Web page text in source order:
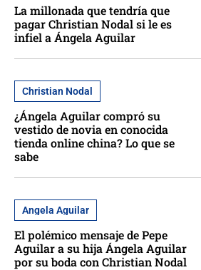
La millonada que tendría que
pagar Christian Nodal si le es
infiel a Ángela Aguilar
Christian Nodal
¿Ángela Aguilar compró su
vestido de novia en conocida
tienda online china? Lo que se
sabe
Angela Aguilar
El polémico mensaje de Pepe
Aguilar a su hija Ángela Aguilar
por su boda con Christian Nodal